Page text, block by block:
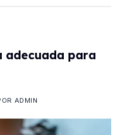
adecuada para
ADMIN